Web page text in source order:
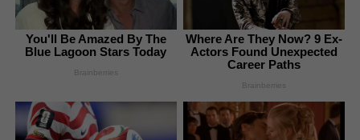
You'll Be Amazed By The
Blue Lagoon Stars Today
Brainberries
Where Are They Now? 9 Ex-
Actors Found Unexpected
Career Paths
Brainberries